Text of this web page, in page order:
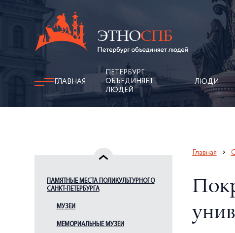
ГЛАВНАЯ
ПЕТЕРБУРГ
ОБЪЕДИНЯЕТ
ЛЮДЕЙ
ЛЮДИ
ПАМЯТНЫЕ МЕСТА ПОЛИКУЛЬТУРНОГО
САНКТ-ПЕТЕРБУРГА
МУЗЕИ
МЕМОРИАЛЬНЫЕ МУЗЕИ
Главная